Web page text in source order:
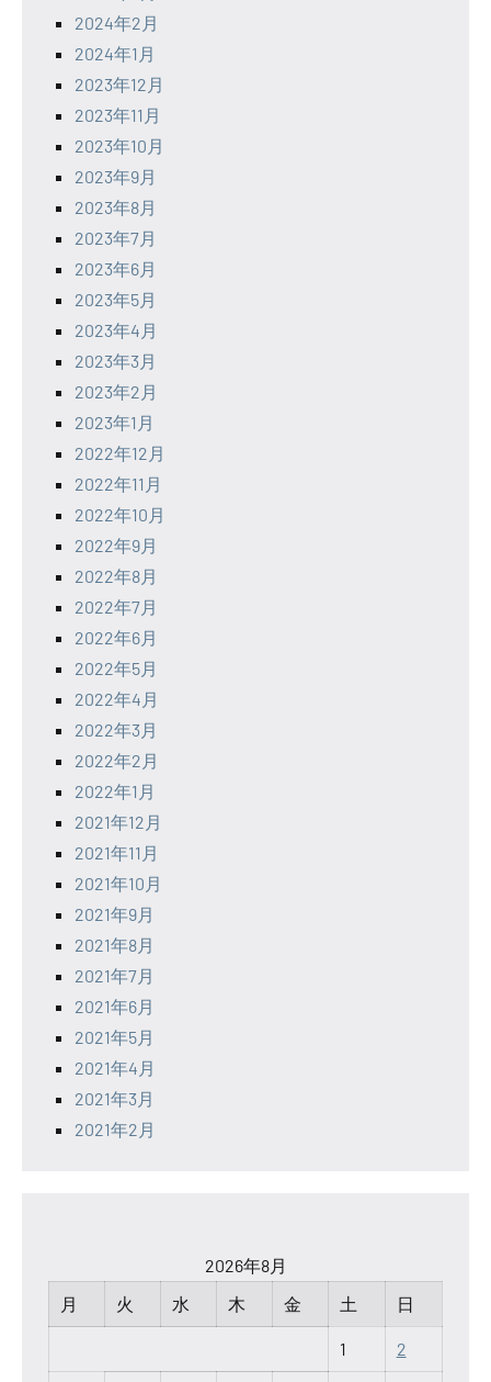
2024年2月
2024年1月
2023年12月
2023年11月
2023年10月
2023年9月
2023年8月
2023年7月
2023年6月
2023年5月
2023年4月
2023年3月
2023年2月
2023年1月
2022年12月
2022年11月
2022年10月
2022年9月
2022年8月
2022年7月
2022年6月
2022年5月
2022年4月
2022年3月
2022年2月
2022年1月
2021年12月
2021年11月
2021年10月
2021年9月
2021年8月
2021年7月
2021年6月
2021年5月
2021年4月
2021年3月
2021年2月
2026年8月
月
火 水 木 金 土 日
1 2